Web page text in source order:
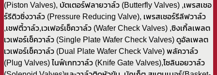
(Piston Valves), บัตเตอร์ฟลายวาล์ว (Butterfly Valves) ,เพรสเชอ
ร์รีดิวซิ่งวาล์ว (Pressure Reducing Valve), เพรสเชอร์รีลีฟวาล์ว
,เชฟตี้วาล์ว,เวเฟอร์เช็ควาล์ว (Wafer Check Valves) ,ซิงเกิ้ลเพลต
เวเฟอร์เช็ควาล์ว (Single Plate Wafer Check Valves) ดูอัลเพลต
เวเฟอร์เช็ควาล์ว (Dual Plate Wafer Check Valve) พลัควาล์ว
(Plug Valves) ไนฟ์เกทวาล์ว (Knife Gate Valves),โซลินอยวาล์ว